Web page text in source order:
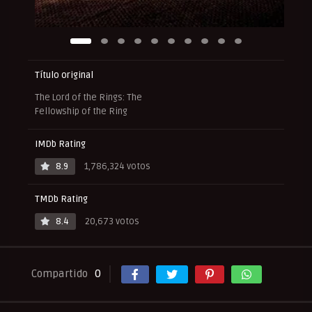
Título original
The Lord of the Rings: The
Fellowship of the Ring
IMDb Rating
8.9
1,786,324 votos
TMDb Rating
8.4
20,673 votos
Compartido 0